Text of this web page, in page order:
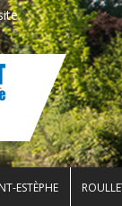
ESTÈPHE